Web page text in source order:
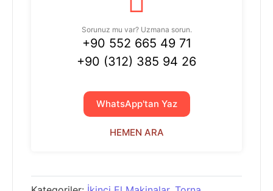
Sorunuz mu var? Uzmana sorun.
+90 552 665 49 71
+90 (312) 385 94 26
WhatsApp'tan Yaz
HEMEN ARA